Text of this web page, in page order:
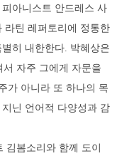
아니스트 안드레스 사
라틴 레퍼토리에 정통한
히 내한한다. 박혜상은
자주 그에게 자문을
가 아니라 또 하나의 목
닌 언어적 다양성과 감
봄소리와 함께 도이